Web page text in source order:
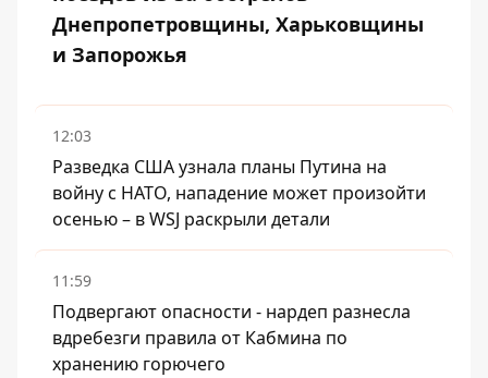
Днепропетровщины, Харьковщины
и Запорожья
12:03
Разведка США узнала планы Путина на
войну с НАТО, нападение может произойти
осенью – в WSJ раскрыли детали
11:59
Подвергают опасности - нардеп разнесла
вдребезги правила от Кабмина по
хранению горючего